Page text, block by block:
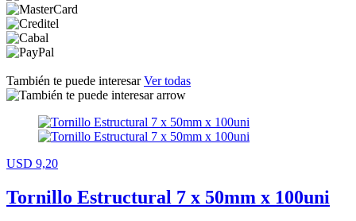
También te puede interesarVer todas
USD 9,20
Tornillo Estructural 7 x 50mm x 100uni